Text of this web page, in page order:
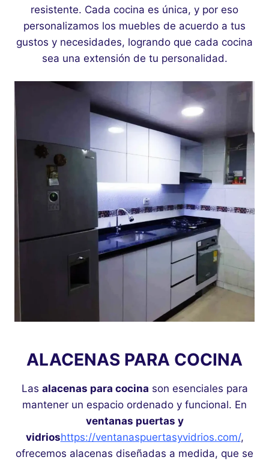
resistente. Cada cocina es única, y por eso
personalizamos los muebles de acuerdo a tus
gustos y necesidades, logrando que cada cocina
sea una extensión de tu personalidad.
ALACENAS PARA COCINA
Las alacenas para cocina son esenciales para
mantener un espacio ordenado y funcional. En
ventanas puertas y
vidrioshttps://ventanaspuertasyvidrios.com/,
ofrecemos alacenas diseñadas a medida, que se